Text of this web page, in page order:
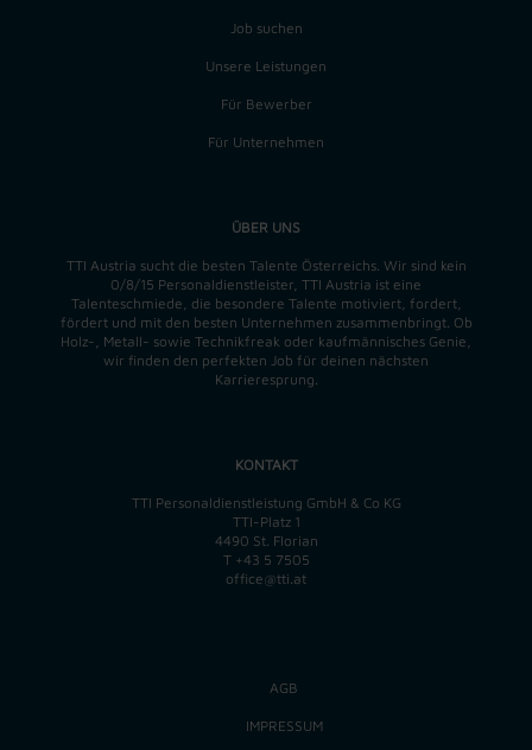
Job suchen
Unsere Leistungen
Für Bewerber
Für Unternehmen
ÜBER UNS
TTI Austria sucht die besten Talente Österreichs. Wir sind kein
0/8/15 Personaldienstleister, TTI Austria ist eine
Talenteschmiede, die besondere Talente motiviert, fordert,
fördert und mit den besten Unternehmen zusammenbringt. Ob
Holz-, Metall- sowie Technikfreak oder kaufmännisches Genie,
wir finden den perfekten Job für deinen nächsten
Karrieresprung.
KONTAKT
TTI Personaldienstleistung GmbH & Co KG
TTI-Platz 1
4490 St. Florian
T +43 5 7505
office@tti.at
AGB
IMPRESSUM